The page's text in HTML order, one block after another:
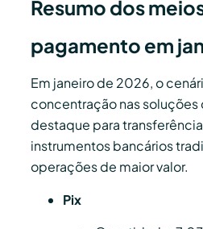
Resumo dos
pagamento em
Em janeiro de 2026, o
concentração nas
destaque para
instrumentos bancários
operações de maior valor.
Pix